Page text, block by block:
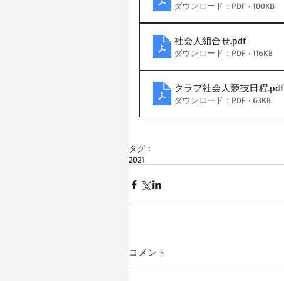
ダウンロード：PDF • 100KB
社会人組合せ.pdf
ダウンロード：PDF • 116KB
クラブ社会人競技日程.pdf
ダウンロード：PDF • 63KB
タグ：
2021
コメント